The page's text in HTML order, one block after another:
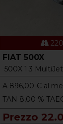
FIAT 500X
500X 1.3
A 896,00 € al
TAN 8,00 %
Prezzo